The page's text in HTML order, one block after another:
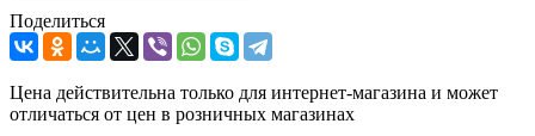
Поделиться
Цена действительна только для интернет-магазина и может
отличаться от цен в розничных магазинах